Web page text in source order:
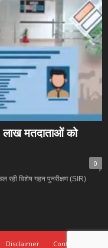
मतदाताओं को
0
रही विशेष गहन पुनरीक्षण (SIR)
Disclaimer Contact Us